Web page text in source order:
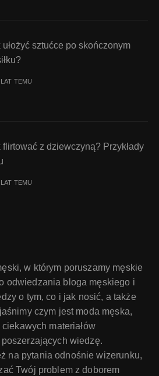
ułożyć sztućce po skończonym
TEMU
flirtować z dziewczyną? Przykłady
TEMU
w którym poruszamy męskie
odwiedzania bloga męskiego i
o tym, co i jak nosić, a także
czym jest moda męska,
materiałów
wiedzę.
na pytania odnośnie wizerunku,
Twój problem z doborem